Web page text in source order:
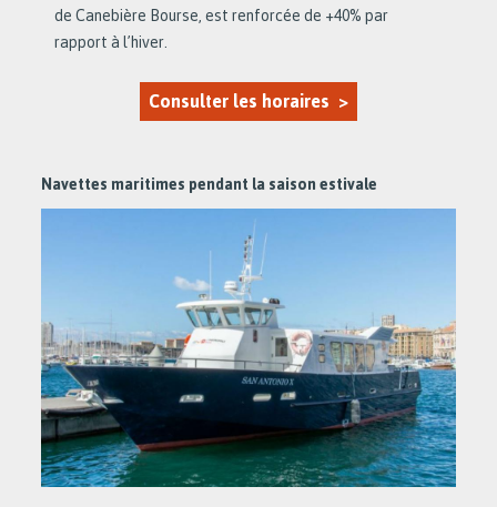
de Canebière Bourse, est renforcée de +40% par
rapport à l’hiver.
Consulter les horaires >
Navettes maritimes pendant la saison estivale